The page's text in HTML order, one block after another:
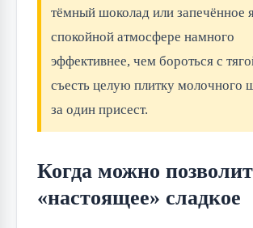
тёмный шоколад или запечённое
спокойной атмосфере намного
эффективнее, чем бороться с
съесть целую плитку молочного
за один присест.
Когда можно
«настоящее» сладкое